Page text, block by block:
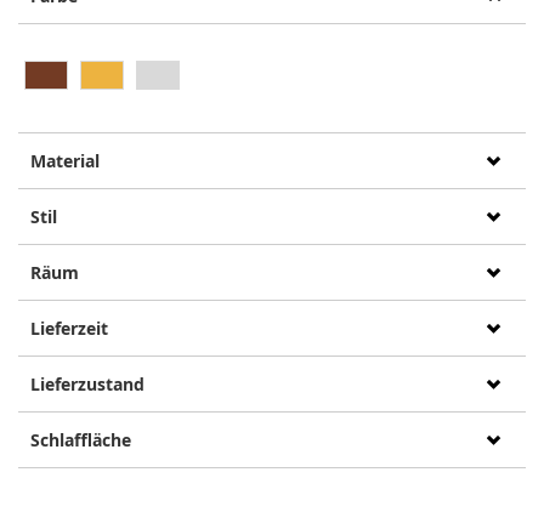
Material
Stil
Räum
Lieferzeit
Lieferzustand
Schlaffläche